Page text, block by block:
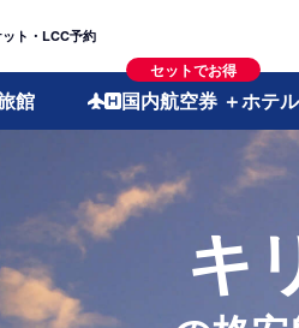
ト・LCC予約
館
セットでお得
国内航空券 ＋ホテル
キ